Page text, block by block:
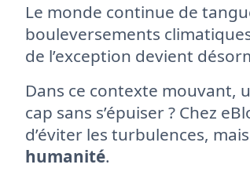
Le monde continue de
bouleversements
de l’exception devient
Dans ce contexte mouvant,
cap sans s’épuiser ? Chez
d’éviter les turbulences,
humanité.